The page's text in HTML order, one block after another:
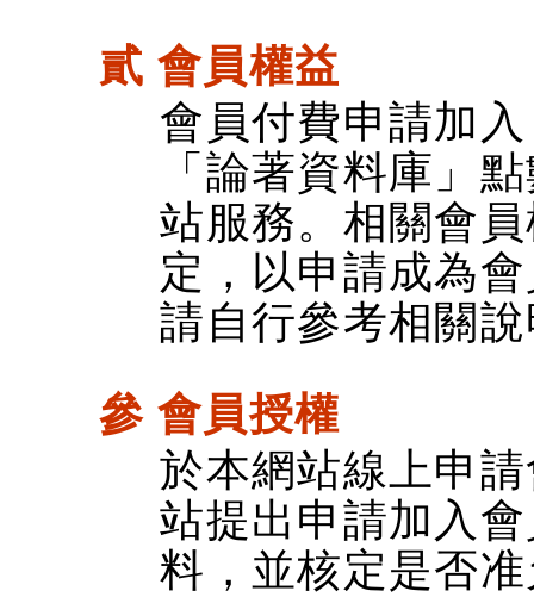
貳 會員權益
會員付費申請加
「論著資料庫」
站服務。相關會
定，以申請成為
請自行參考相關
參 會員授權
於本網站線上申
站提出申請加入
料，並核定是否